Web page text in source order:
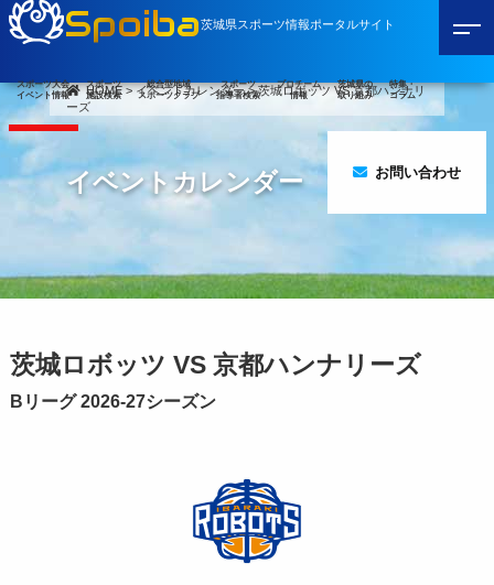
Spoiba茨城県スポーツ情報ポータルサイト
スポーツ大会
イベント情報
スポーツ
施設検索
総合型地域
スポーツクラブ
スポーツ
指導者検索
プロチーム
情報
茨城県の
取り組み
特集・
コラム
お問い合わせ
HOME>イベントカレンダー>茨城ロボッツ VS 京都ハンナリ
ーズ
イベントカレンダー
茨城ロボッツ VS 京都ハンナリーズ
Bリーグ 2026-27シーズン